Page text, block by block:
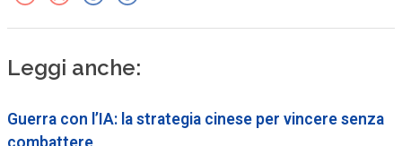
Leggi anche:
Guerra con l’IA: la strategia cinese per vincere senza
combattere